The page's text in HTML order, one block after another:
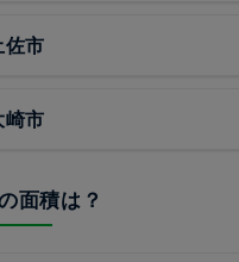
市
市
面積は？